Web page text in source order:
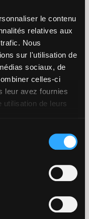
le contenu
relatives aux
Nous
sur l'utilisation de
sociaux, de
celles-ci
leur avez fournies
utilisation de leurs
septembre 2022
première levée
TECHLIFE